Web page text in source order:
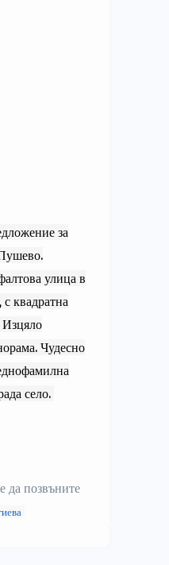
за
улица в
с квадратна
Чудесно
село.
да позвъните